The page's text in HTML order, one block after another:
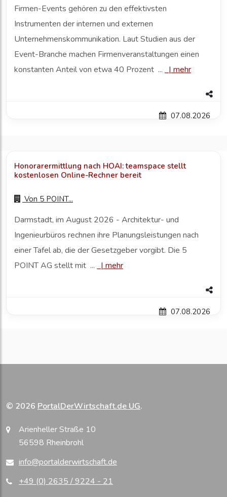
Firmen-Events gehören zu den effektivsten
Instrumenten der internen und externen
Unternehmenskommunikation. Laut Studien aus der
Event-Branche machen Firmenveranstaltungen einen
konstanten Anteil von etwa 40 Prozent ...
| mehr
07.08.2026
Honorarermittlung nach HOAI: teamspace stellt
kostenlosen Online-Rechner bereit
Von 5 POINT...
Darmstadt, im August 2026 - Architektur- und
Ingenieurbüros rechnen ihre Planungsleistungen nach
einer Tafel ab, die der Gesetzgeber vorgibt. Die 5
POINT AG stellt mit ...
| mehr
07.08.2026
© 2026 PortalDerWirtschaft.de UG.
Arienheller Straße 10
56598 Rheinbrohl
info@portalderwirtschaft.de
+49 (0) 2635 / 9224 - 21